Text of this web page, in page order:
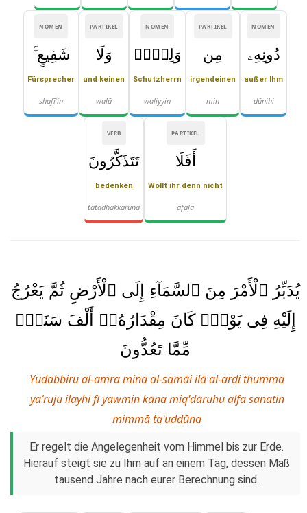
NOMEN
دُونِهِۦ
außer Ihm
dūnihi
PARTIKEL
مِن
irgendeinen
min
NOMEN
وَلِىٍّۢ
Schutzherrn
waliyyin
PARTIKEL
وَلَا
und keinen
walā
NOMEN
شَفِيعٍ ۚ
Fürsprecher
shafīʿin
PARTIKEL
أَفَلَا
Wollt ihr denn nicht
afalā
VERB
تَتَذَكَّرُونَ
bedenken
tatadhakkarūna
يُدَبِّرُ ٱلْأَمْرَ مِنَ ٱلسَّمَآءِ إِلَى ٱلْأَرْضِ ثُمَّ يَعْرُجُ
إِلَيْهِ فِى يَوْمٍۢ كَانَ مِقْدَارُهُۥٓ أَلْفَ سَنَةٍۢ
مِّمَّا تَعُدُّونَ
Yudabbiru al-amra mina al-samāi ilā al-arḍi thumma
yaʿruju ilayhi fī yawmin kāna miq'dāruhu alfa sanatin
mimmā taʿuddūna
Er regelt die Angelegenheit vom Himmel bis zur Erde.
Hierauf steigt sie zu Ihm auf an einem Tag, dessen Maß
tausend Jahre nach eurer Berechnung sind.